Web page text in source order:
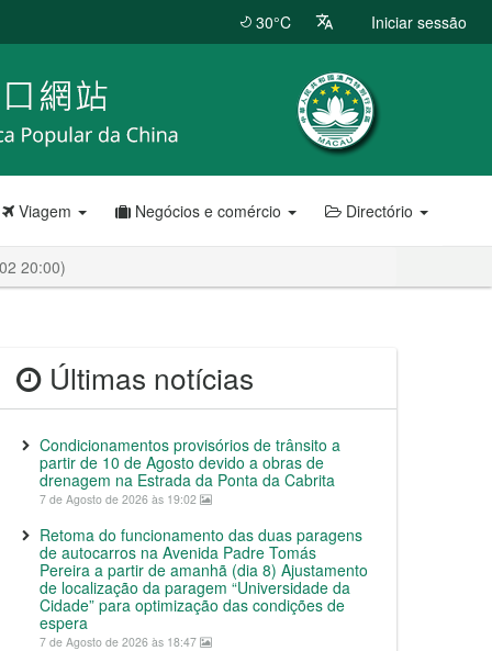
30°C Iniciar sessão
Viagem Negócios e comércio Directório
20:00)
Últimas notícias
Condicionamentos provisórios de trânsito a
partir de 10 de Agosto devido a obras de
drenagem na Estrada da Ponta da Cabrita
7 de Agosto de 2026 às 19:02
Retoma do funcionamento das duas paragens
de autocarros na Avenida Padre Tomás
Pereira a partir de amanhã (dia 8) Ajustamento
de localização da paragem “Universidade da
Cidade” para optimização das condições de
espera
7 de Agosto de 2026 às 18:47